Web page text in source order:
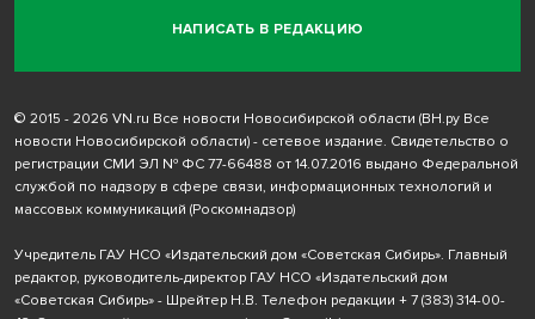
НАПИСАТЬ В РЕДАКЦИЮ
© 2015 - 2026 VN.ru Все новости Новосибирской области (ВН.ру Все
новости Новосибирской области) - сетевое издание. Свидетельство о
регистрации СМИ ЭЛ № ФС 77-66488 от 14.07.2016 выдано Федеральной
службой по надзору в сфере связи, информационных технологий и
массовых коммуникаций (Роскомнадзор)
Учредитель ГАУ НСО «Издательский дом «Советская Сибирь». Главный
редактор, руководитель-директор ГАУ НСО «Издательский дом
«Советская Сибирь» - Шрейтер Н.В. Телефон редакции + 7 (383) 314-00-